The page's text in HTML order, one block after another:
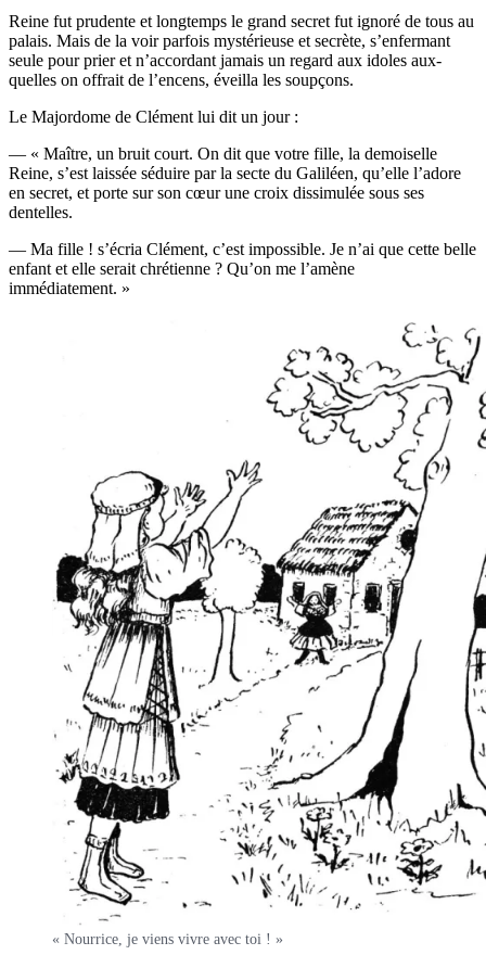
Reine fut pru­dente et long­temps le grand secret fut igno­ré de tous au
palais. Mais de la voir par­fois mys­té­rieuse et secrète, s’en­fer­mant
seule pour prier et n’ac­cor­dant jamais un regard aux idoles aux­
quelles on offrait de l’en­cens, éveilla les soupçons.
Le Major­dome de Clé­ment lui dit un jour :
— « Maître, un bruit court. On dit que votre fille, la demoi­selle
Reine, s’est lais­sée séduire par la secte du Gali­léen, qu’elle l’a­dore
en secret, et porte sur son cœur une croix dis­si­mu­lée sous ses
dentelles.
— Ma fille ! s’é­cria Clé­ment, c’est impos­sible. Je n’ai que cette belle
enfant et elle serait chré­tienne ? Qu’on me l’a­mène
immédiatement. »
« Nour­rice, je viens vivre avec toi ! »